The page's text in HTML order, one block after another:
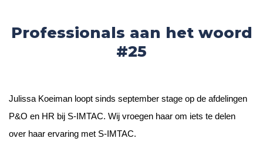
Professionals aan het woord
#25
Julissa Koeiman loopt sinds september stage op de afdelingen
P&O en HR bij S-IMTAC. Wij vroegen haar om iets te delen
over haar ervaring met S-IMTAC.